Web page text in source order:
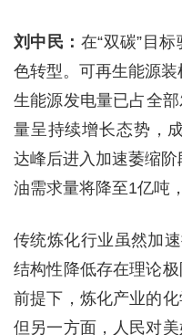
刘中民： 在“双碳”目
色转型。可再生能源
生能源发电量已占全
量呈持续增长态势，
达峰后进入加速萎缩
油需求量将降至1亿吨
传统炼化行业虽然加
结构性降低存在理论
前提下，炼化产业的化
但另一方面，人民对